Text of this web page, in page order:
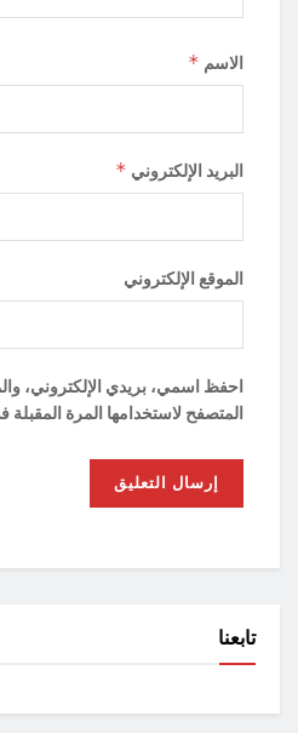
الاسم *
البريد الإلكتروني *
الموقع الإلكتروني
احفظ اسمي، بريدي الإلكتروني،
المتصفح لاستخدامها المرة المقبلة
تابعنا